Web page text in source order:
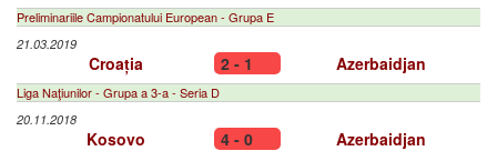
Preliminariile Campionatului European - Grupa E
21.03.2019
Croația 2 - 1 Azerbaidjan
Liga Naţiunilor - Grupa a 3-a - Seria D
20.11.2018
Kosovo 4 - 0 Azerbaidjan